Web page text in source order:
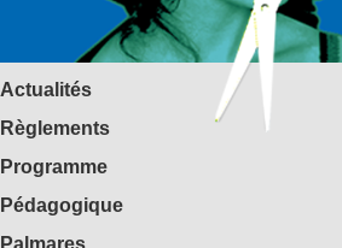
Actualités
Règlements
Programme
Pédagogique
Palmares